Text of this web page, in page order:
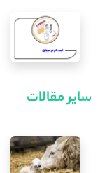
سایر مقالات